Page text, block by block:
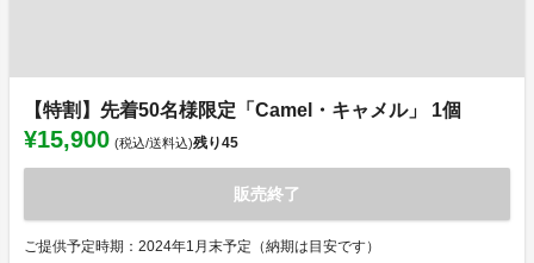
【特割】先着50名様限定「Camel・キャメル」 1個
¥15,900 (税込/送料込)残り45
販売終了
ご提供予定時期：2024年1月末予定（納期は目安です）